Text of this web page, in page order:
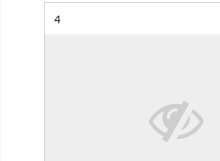
Résultat n°
4